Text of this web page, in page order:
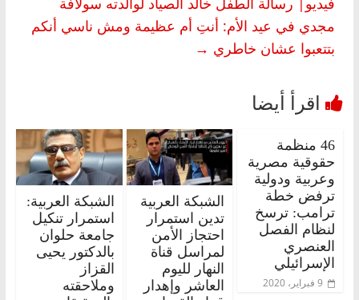
مجدي في عيد الأم: أنتِ أم عظيمة ومش ناسي أنكم
بتتعبوا عشان خاطري →
46 منظمة
حقوقية مصرية
وعربية ودولية
ترفض خطة
ترامب: ترسخ
لنظام الفصل
العنصري
الإسرائيلي
9 فبراير، 2020
الشبكة العربية
تدين استمرار
احتجاز الأمن
لمراسل قناة
النهار لليوم
العاشر وإهدار
الشبكة العربية:
استمرار تنكيل
جامعة حلوان
بالدكتور يحيى
القزاز
وملاحقته